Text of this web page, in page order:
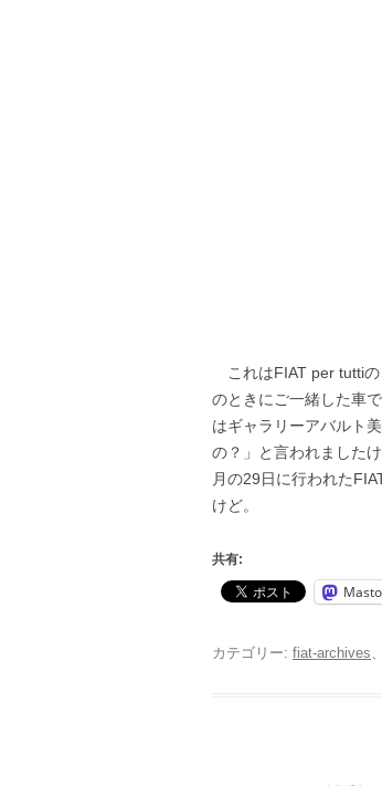
これはFIAT per tuttiの
のときにご一緒した車で
はギャラリーアバルト
の？」と言われました
月の29日に行われた
けど。
共有:
カテゴリー: fiat-archives